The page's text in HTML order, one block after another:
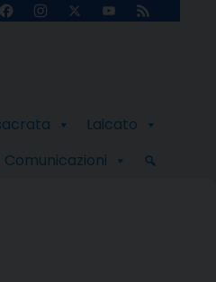
FacebookInstagram
X
YouTube
Feed
Laicato
Comunicazioni